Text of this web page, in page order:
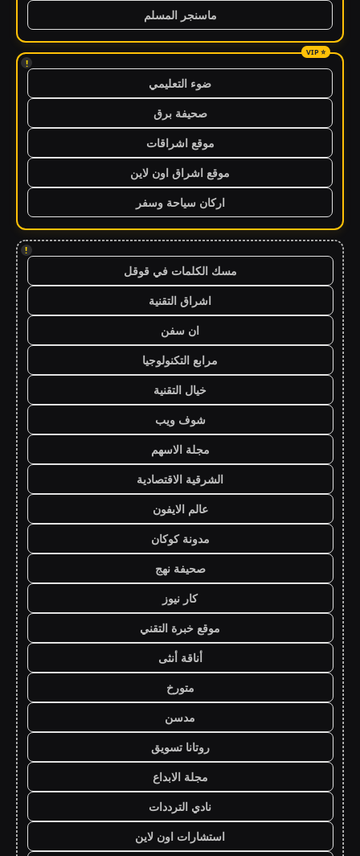
ماسنجر المسلم
!
ضوء التعليمي
صحيفة برق
موقع اشراقات
موقع اشراق اون لاين
اركان سياحة وسفر
!
مسك الكلمات في قوقل
اشراق التقنية
ان سفن
مرابع التكنولوجيا
خيال التقنية
شوف ويب
مجلة الاسهم
الشرقية الاقتصادية
عالم الايفون
مدونة كوكان
صحيفة نهج
كار نيوز
موقع خبرة التقني
أناقة أنثى
متورخ
مدسن
روتانا تسويق
مجلة الابداع
نادي الترددات
استشارات اون لاين